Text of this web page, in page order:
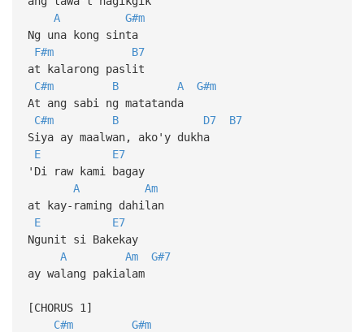
A
G#m
Ng una kong sinta
F#m
B7
at kalarong paslit
C#m
B A
G#m
At ang sabi ng matatanda
C#m
B D7
B7
Siya ay maalwan, ako'y dukha
E
E7
'Di raw kami bagay
A
Am
at kay-raming dahilan
E
E7
Ngunit si Bakekay
A
Am
G#7
ay walang pakialam
[CHORUS 1]
C#m
G#m